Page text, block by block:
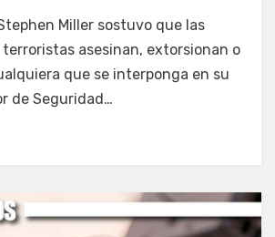
ServínMiller sostuvo que las
asesinan, extorsionan o
que se interponga en su
de Seguridad…